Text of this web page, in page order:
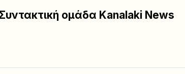
ομάδα Kanalaki News